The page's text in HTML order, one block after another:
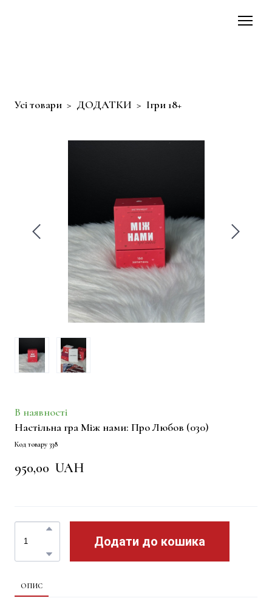
Усі товари ДОДАТКИ Ігри 18+
В наявності
Настільна гра Між нами: Про Любов (030)
Код товару 338
950,00  UAH
Додати до кошика
ОПИС